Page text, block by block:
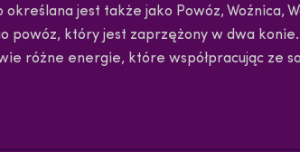
określana jest także jako Powóz, Woźnica,
powóz, który jest zaprzężony w dwa
różne energie, które współpracując ze